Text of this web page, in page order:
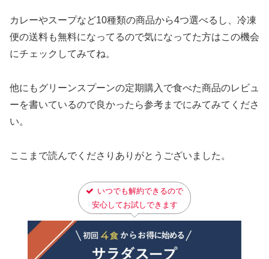
カレーやスープなど10種類の商品から4つ選べるし、冷凍
便の送料も無料になってるので気になってた方はこの機会
にチェックしてみてね。
他にもグリーンスプーンの定期購入で食べた商品のレビュ
ーを書いているので良かったら参考までにみてみてくださ
い。
ここまで読んでくださりありがとうございました。
いつでも解約できるので
安心してお試しできます